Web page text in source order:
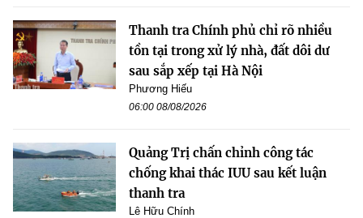
Thanh tra Chính phủ chỉ rõ nhiều
tồn tại trong xử lý nhà, đất dôi dư
sau sắp xếp tại Hà Nội
Phương Hiếu
06:00 08/08/2026
Quảng Trị chấn chỉnh công tác
chống khai thác IUU sau kết luận
thanh tra
Lê Hữu Chính